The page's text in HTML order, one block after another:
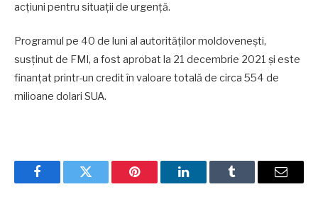
acțiuni pentru situații de urgență.
Programul pe 40 de luni al autorităților moldovenești,
susținut de FMI, a fost aprobat la 21 decembrie 2021 și este
finanțat printr-un credit în valoare totală de circa 554 de
milioane dolari SUA.
FacebookTwitter Pinterest LinkedInTumblr Email